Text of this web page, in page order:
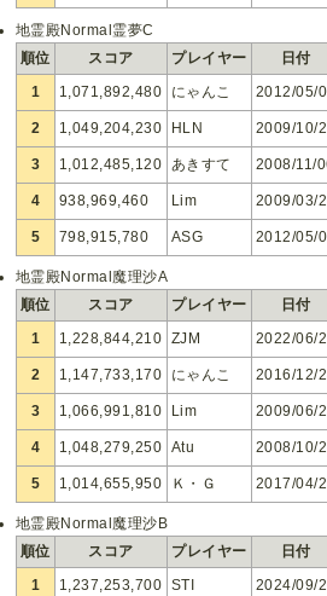
地霊殿Normal霊夢C
順位
スコア プレイヤー 日付
1
1,071,892,480 にゃんこ 2012/05/
2
1,049,204,230 HLN 2009/10/
3
1,012,485,120 あきすて 2008/11/
4
938,969,460 Lim 2009/03/
5
798,915,780 ASG 2012/05/
地霊殿Normal魔理沙A
順位
スコア プレイヤー 日付
1
1,228,844,210 ZJM 2022/06/
2
1,147,733,170 にゃんこ 2016/12/
3
1,066,991,810 Lim 2009/06/
4
1,048,279,250 Atu 2008/10/
5
1,014,655,950 Ｋ・Ｇ 2017/04/
地霊殿Normal魔理沙B
順位
スコア プレイヤー 日付
1
1,237,253,700 STI 2024/09/